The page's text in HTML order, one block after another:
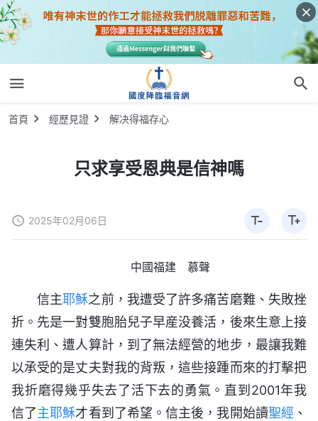
首頁 經歷見證 解决得福存心
只求享受恩典是信神嗎
2025年02月06日
中國福建 慕聲
信主耶穌之前，我遭受了許多痛苦磨難、失敗挫
折。先是一對雙胞胎兒子早産没養活，後來生意上接
連失利、遭人算計，到了無法經營的地步，最讓我難
以承受的是丈夫對我的背叛，這些接踵而來的打擊把
我折磨得幾乎失去了活下去的勇氣。直到2001年我
信了主耶穌才看到了希望。信主後，我開始讀聖經 、